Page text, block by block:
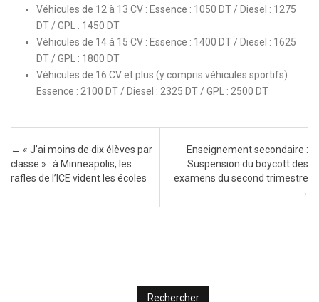
Véhicules de 12 à 13 CV : Essence : 1050 DT / Diesel : 1275
DT / GPL : 1450 DT
Véhicules de 14 à 15 CV : Essence : 1400 DT / Diesel : 1625
DT / GPL : 1800 DT
Véhicules de 16 CV et plus (y compris véhicules sportifs) :
Essence : 2100 DT / Diesel : 2325 DT / GPL : 2500 DT
Post navigation
← « J’ai moins de dix élèves par
classe » : à Minneapolis, les
rafles de l’ICE vident les écoles
Enseignement secondaire :
Suspension du boycott des
examens du second trimestre
→